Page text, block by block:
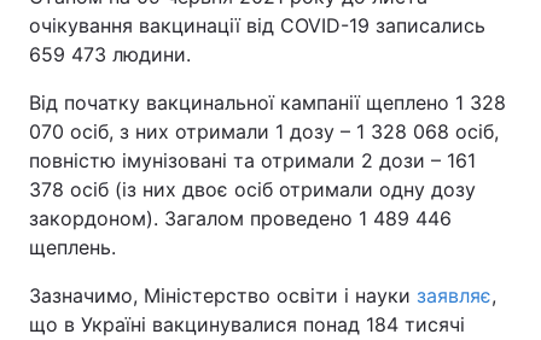
очікування вакцинації від COVID-19 записались
659 473 людини.
Від початку вакцинальної кампанії щеплено 1 328
070 осіб, з них отримали 1 дозу – 1 328 068 осіб,
повністю імунізовані та отримали 2 дози – 161
378 осіб (із них двоє осіб отримали одну дозу
закордоном). Загалом проведено 1 489 446
щеплень.
Зазначимо, Міністерство освіти і науки заявляє,
що в Україні вакцинувалися понад 184 тисячі